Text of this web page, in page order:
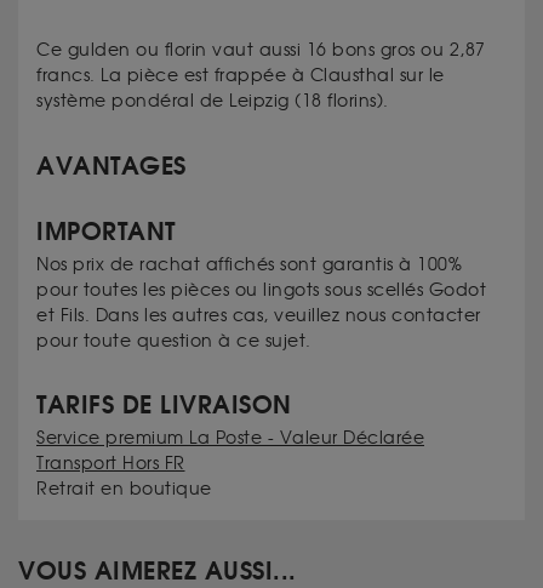
Ce gulden ou florin vaut aussi 16 bons gros ou 2,87
francs. La pièce est frappée à Clausthal sur le
système pondéral de Leipzig (18 florins).
AVANTAGES
IMPORTANT
Nos prix de rachat affichés sont garantis à 100%
pour toutes les pièces ou lingots sous scellés Godot
et Fils. Dans les autres cas, veuillez nous contacter
pour toute question à ce sujet.
TARIFS DE LIVRAISON
Service premium La Poste - Valeur Déclarée
Transport Hors FR
Retrait en boutique
VOUS AIMEREZ AUSSI...